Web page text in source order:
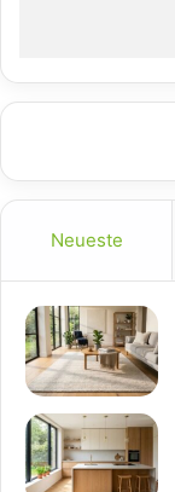
Neueste